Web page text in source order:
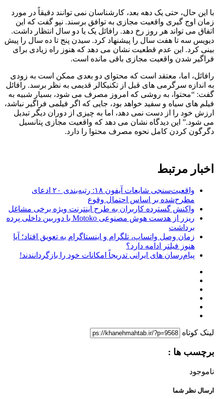
با این حال، حتی یک دهه بعد، کارشناسان نمی توانند دقیقاً در مورد
زمان اوج گیری واقعیت مجازی به توافق برسند. نپو گفت که این
اتفاق می تواند هر روز رخ دهد. رافائل یک یا دو سال انتظار داشت.
دیویس سه تا هفت سال را پیشنهاد کرد. سیدن پنج تا ده سال را پیش
بینی کرد. این عدم قطعیت نشان می دهد که هنوز راه زیادی برای
فراگیر شدن واقعیت مجازی باقی مانده است.
رافائل، اما، معتقد است که محتوای دو بعدی ممکن است به زودی
به اندازه سرگرمی های قبل از تکنیکالر قدیمی به نظر برسد. رافائل
گفت: “محتوا، به روشی که امروز مصرف می شود، بسیار شبیه به
فیلم های سیاه و سفید خواهد بود، جایی که اگر فیلمی فراگیر نباشد،
ارزش خود را از دست نمی دهد، اما به چیزی از دوران دیگر تبدیل
می شود.” این دیدگاه نشان می دهد که واقعیت مجازی پتانسیل
دگرگون کردن کامل نحوه مصرف محتوا را دارد.
اخبار مرتبط
واقعیت‌سنجی شایعات آیفون ۱۸: رتبه‌بندی ۲۰ ادعای
مطرح‌شده بر اساس احتمال وقوع
واکنش گسترده کاربران به طرح اینترنت ویژه برخی مشاغل
ریزر از هدست هوش مصنوعی Motoko با دوربین داخلی پرده
برداشت
زمان وصل واتساپ، تلگرام و اینستاگرام به تعویق افتاد؛ آیا
هنوز فیلتر ادامه دارد؟
پیام‌رسان‌ های ایرانی تدریجاً امکانات خود را بازگردانندند!
لینک کوتاه
برچسب ها :
ناموجود
ارسال نظر شما